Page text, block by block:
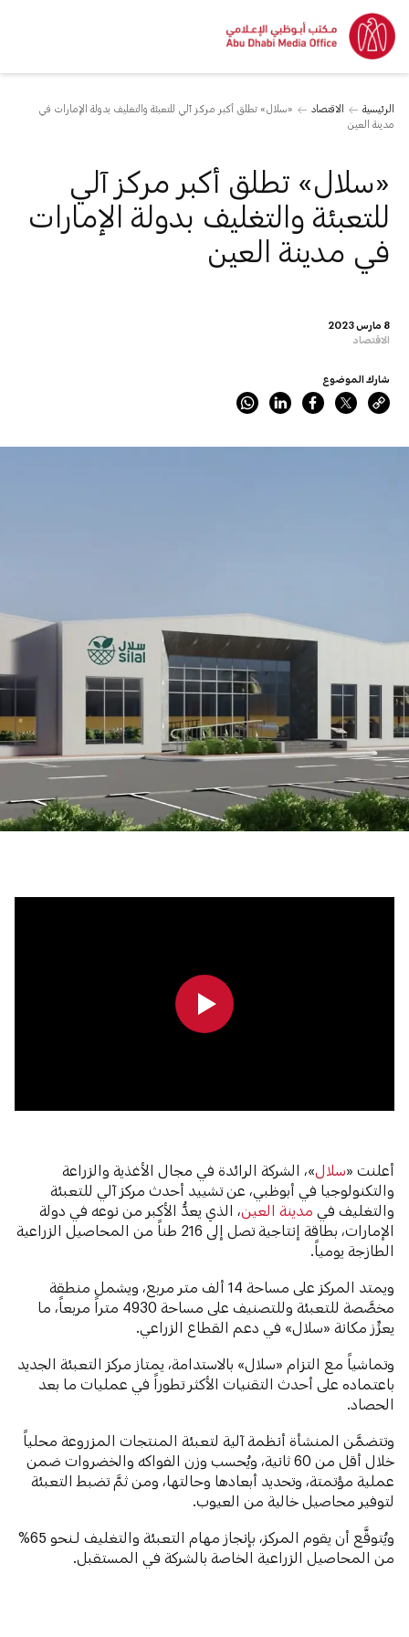
الرئيسية الاقتصاد
«سلال» تطلق أكبر مركز آلي للتعبئة والتغليف بدولة الإمارات في
مدينة العين
8 مارس 2023
الاقتصاد
«سلال» تطلق أكبر مركز آلي
للتعبئة والتغليف بدولة الإمارات
في مدينة العين
شارك الموضوع
أعلنت «سلال »، الشركة الرائدة في مجال الأغذية والزراعة
والتكنولوجيا في أبوظبي، عن تشييد أحدث مركز آلي للتعبئة
والتغليف في مدينة العين، الذي يعدُّ الأكبر من نوعه في دولة
الإمارات، بطاقة إنتاجية تصل إلى 216 طناً من المحاصيل الزراعية
الطازجة يومياً.
ويمتد المركز على مساحة 14 ألف متر مربع، ويشمل منطقة
مخصَّصة للتعبئة وللتصنيف على مساحة 4930 متراً مربعاً، ما
يعزِّز مكانة «سلال» في دعم القطاع الزراعي.
وتماشياً مع التزام «سلال» بالاستدامة، يمتاز مركز التعبئة الجديد
باعتماده على أحدث التقنيات الأكثر تطوراً في عمليات ما بعد
الحصاد.
وتتضمَّن المنشأة أنظمة آلية لتعبئة المنتجات المزروعة محلياً
خلال أقل من 60 ثانية، ويُحسب وزن الفواكه والخضروات ضمن
عملية مؤتمتة، وتحديد أبعادها وحالتها، ومن ثمَّ تضبط التعبئة
لتوفير محاصيل خالية من العيوب.
ويُتوقَّع أن يقوم المركز، بإنجاز مهام التعبئة والتغليف لـنحو 65%
من المحاصيل الزراعية الخاصة بالشركة في المستقبل.